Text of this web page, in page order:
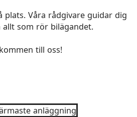
plats. Våra rådgivare guidar dig
allt som rör bilägandet.
till oss!
anläggning